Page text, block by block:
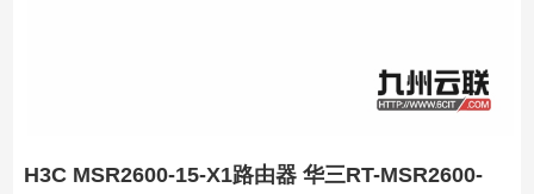
H3C MSR2600-15-X1路由器 华三RT-MSR2600-